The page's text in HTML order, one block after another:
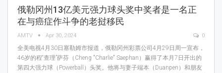
俄勒冈州13亿美元强力球头奖中奖者是一名正
在与癌症作斗争的老挝移民
AMTV Apr 30, 2024 0
全美电视4月30日塞勒姆市报道，俄勒冈州彩票公司4月29日周一宣布，
46岁的程“查理”萨芬（Cheng "Charlie" Saephan）赢得了本月7日开出的
第四大强力球（Powerball）头奖。他将与妻子端本（Duanpen）和朋友